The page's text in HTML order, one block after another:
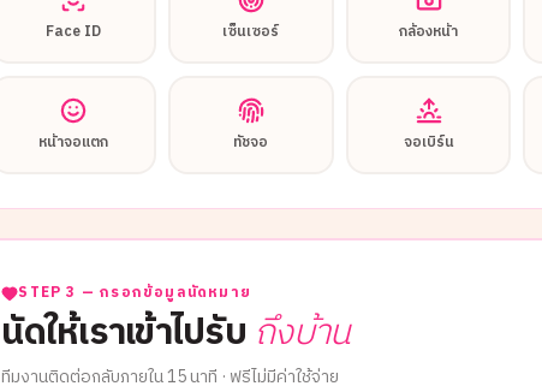
Face ID เซ็นเซอร์ กล้องหน้า
หน้าจอแตก ทัชจอ จอเบิร์น
STEP 3 — กรอกข้อมูลนัดหมาย
นัดให้เราเข้าไปรับ ถึงบ้าน
ทีมงานติดต่อกลับภายใน 15 นาที · ฟรีไม่มีค่าใช้จ่าย